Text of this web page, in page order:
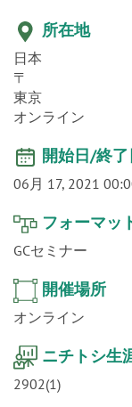
所在地
日本
〒
東京
オンライン
開始日/終了
06月 17, 2021
フォーマッ
GCセミナー
開催場所
オンライン
ニチトシ生
2902(1)